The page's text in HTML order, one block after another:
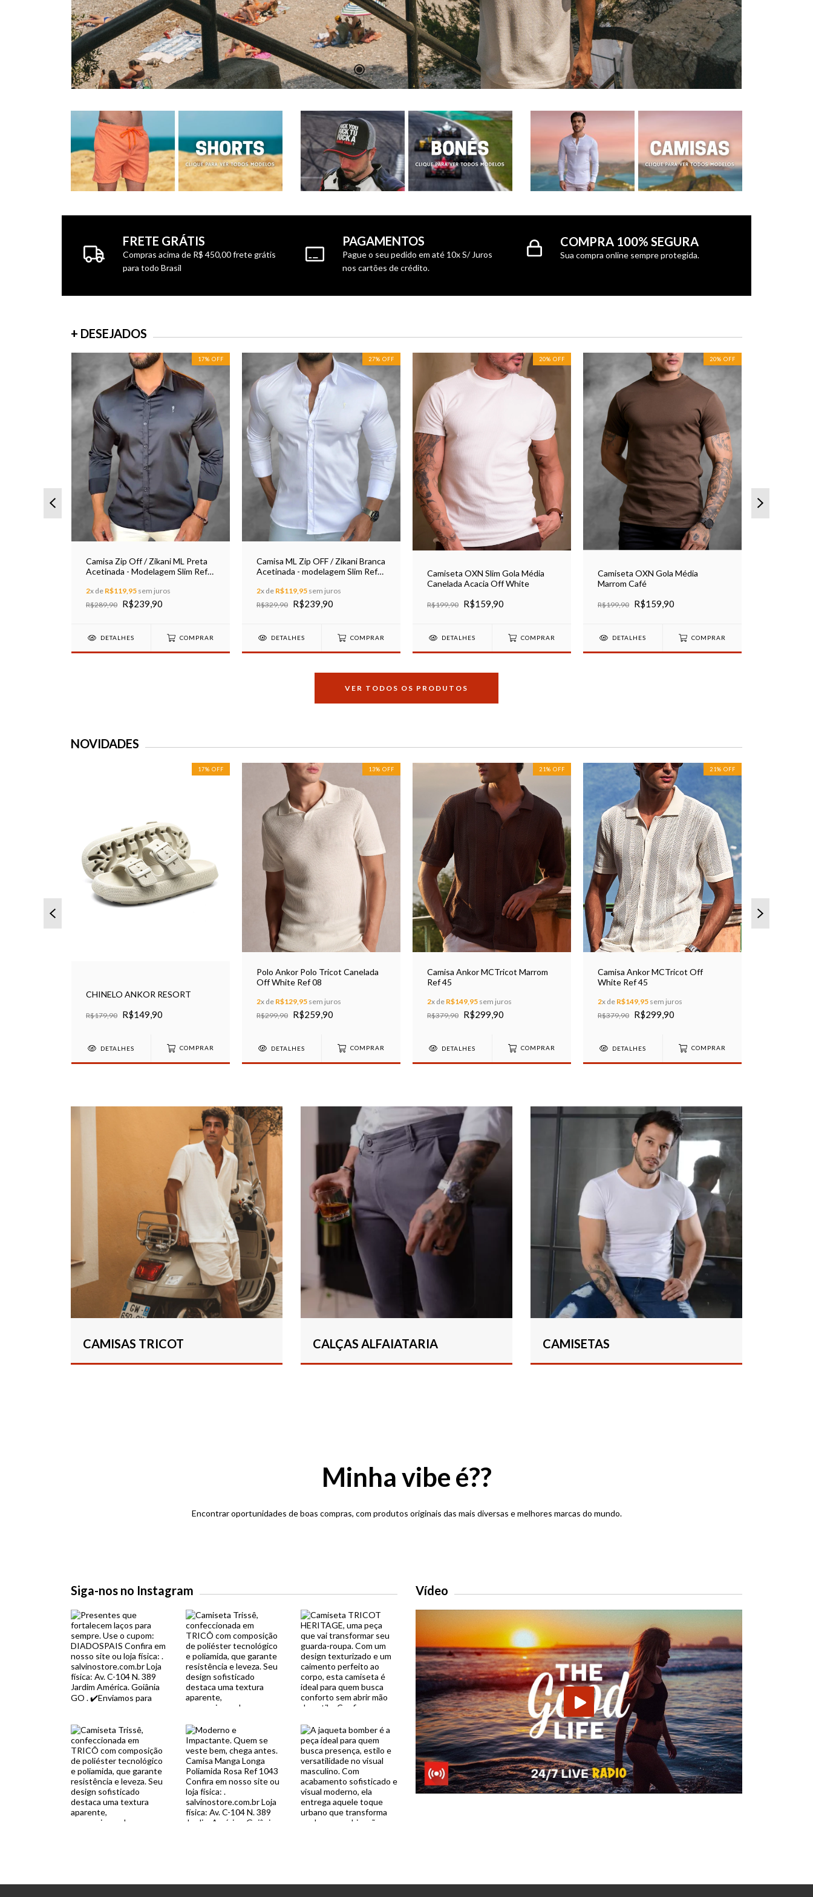
FRETE GRÁTIS
Compras acima de R$ 450,00 frete grátis
para todo Brasil
PAGAMENTOS
Pague o seu pedido em até 10x S/ Juros
nos cartões de crédito.
COMPRA 100% SEGURA
Sua compra online sempre protegida.
+ DESEJADOS
17% OFF
Camisa Zip Off / Zikani ML Preta
Acetinada - Modelagem Slim Ref
2x de R$119,95 sem juros
R$289,90 R$239,90
DETALHES COMPRAR
27% OFF
Camisa ML Zip OFF / Zikani Branca
Acetinada - modelagem Slim Ref
2x de R$119,95 sem juros
R$329,90 R$239,90
DETALHES COMPRAR
20% OFF
Camiseta OXN Slim Gola Média
Canelada Acacia Off White
R$199,90 R$159,90
DETALHES COMPRAR
20% OFF
Camiseta OXN Gola Média
Marrom Café
R$199,90 R$159,90
DETALHES COMPRAR
VER TODOS OS PRODUTOS
NOVIDADES
17% OFF
CHINELO ANKOR RESORT
R$179,90 R$149,90
DETALHES COMPRAR
13% OFF
Polo Ankor Polo Tricot Canelada
Off White Ref 08
2x de R$129,95 sem juros
R$299,90 R$259,90
DETALHES COMPRAR
21% OFF
Camisa Ankor MCTricot Marrom
Ref 45
2x de R$149,95 sem juros
R$379,90 R$299,90
DETALHES COMPRAR
21% OFF
Camisa Ankor MCTricot Off
White Ref 45
2x de R$149,95 sem juros
R$379,90 R$299,90
DETALHES COMPRAR
CAMISAS TRICOT CALÇAS ALFAIATARIA CAMISETAS
Minha vibe é??
Encontrar oportunidades de boas compras, com produtos originais das mais diversas e melhores marcas do mundo.
Siga-nos no Instagram Vídeo